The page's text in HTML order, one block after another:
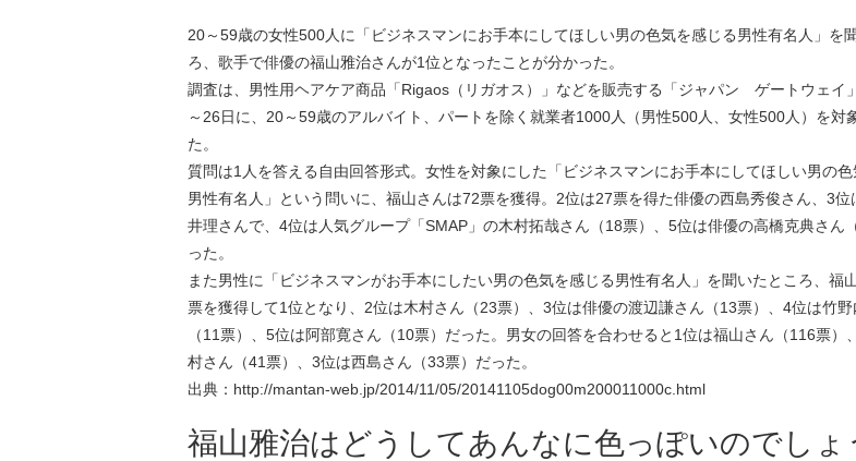
20～59歳の女性500人に「ビジネスマンにお手本にしてほしい男の色気を感じる男性有名人」を
ろ、歌手で俳優の福山雅治さんが1位となったことが分かった。
調査は、男性用ヘアケア商品「Rigaos（リガオス）」などを販売する「ジャパン ゲートウェイ
～26日に、20～59歳のアルバイト、パートを除く就業者1000人（男性500人、女性500人）を対
た。
質問は1人を答える自由回答形式。女性を対象にした「ビジネスマンにお手本にしてほしい男の色
男性有名人」という問いに、福山さんは72票を獲得。2位は27票を得た俳優の西島秀俊さん、3位
井理さんで、4位は人気グループ「SMAP」の木村拓哉さん（18票）、5位は俳優の高橋克典さん
った。
また男性に「ビジネスマンがお手本にしたい男の色気を感じる男性有名人」を聞いたところ、福
票を獲得して1位となり、2位は木村さん（23票）、3位は俳優の渡辺謙さん（13票）、4位は竹野
（11票）、5位は阿部寛さん（10票）だった。男女の回答を合わせると1位は福山さん（116票）
村さん（41票）、3位は西島さん（33票）だった。
出典：http://mantan-web.jp/2014/11/05/20141105dog00m200011000c.html
福山雅治はどうしてあんなに色っぽいのでしょ